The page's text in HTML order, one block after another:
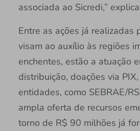
associada ao Sicredi,”
Entre as ações já realizadas
visam ao auxílio às regiões
enchentes, estão a atuação
distribuição, doações via
entidades, como SEBRAE/
ampla oferta de recursos
torno de R$ 90 milhões já